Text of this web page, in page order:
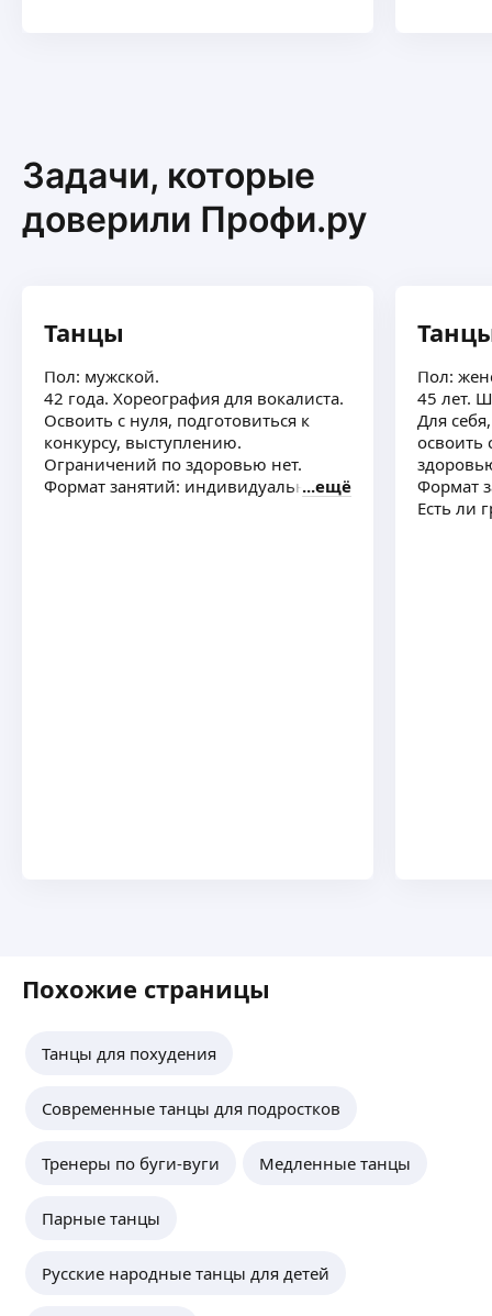
Задачи, которые
доверили Профи.ру
Танцы
Пол: мужской.
42 года. Хореография для вокалиста.
Освоить с нуля, подготовиться к
конкурсу, выступлению.
Ограничений по здоровью нет.
Формат занятий: индивидуальноещё
Пол:
45 лет.
Для
освоить
Формат
Есть ли
Похожие страницы
Танцы для похудения
Современные танцы для подростков
Тренеры по буги-вуги Медленные танцы
Парные танцы
Русские народные танцы для детей